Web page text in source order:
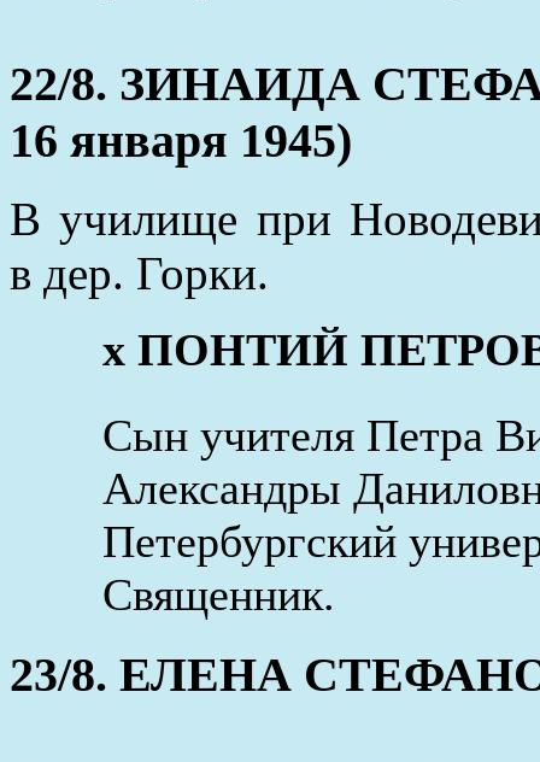
22/8. ЗИНАИДА
16 января 1945)
В училище при
в дер. Горки.
x ПОНТИЙ
Сын учителя Петра
Александры
Петербургский
Священник.
23/8. ЕЛЕНА